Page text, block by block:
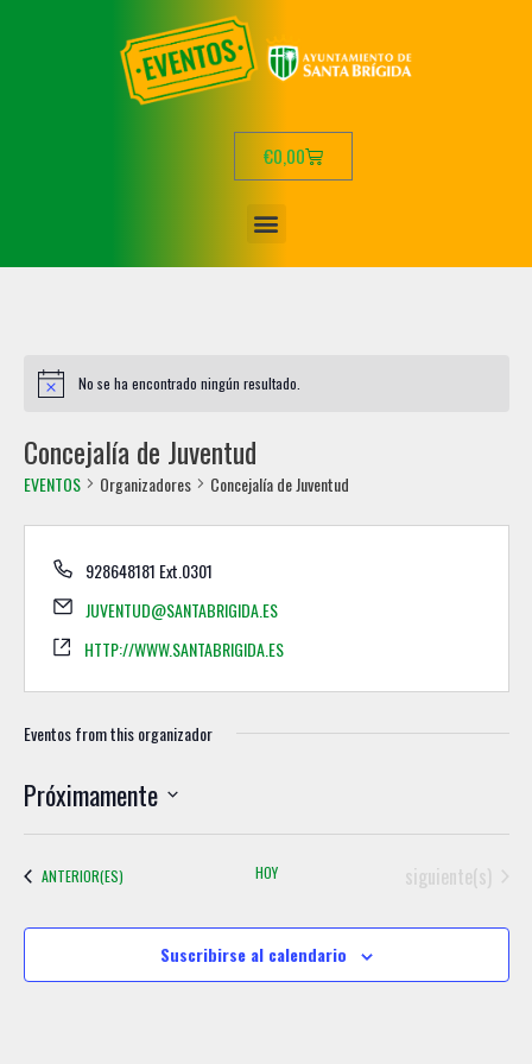
€0,00
No se ha encontrado ningún resultado.
Concejalía de Juventud
EVENTOS Organizadores Concejalía de Juventud
928648181 Ext.0301
JUVENTUD@SANTABRIGIDA.ES
HTTP://WWW.SANTABRIGIDA.ES
Eventos from this organizador
Próximamente
S
l
c
EVENTOS
ANTERIOR(ES) HOY Eventos
siguiente(s)
Suscribirse al calendario